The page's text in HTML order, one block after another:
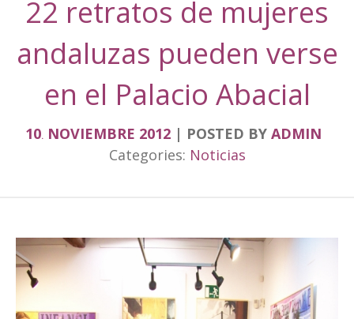
22 retratos de mujeres
andaluzas pueden verse
en el Palacio Abacial
10. NOVIEMBRE 2012 POSTED BY ADMIN
Categories: Noticias